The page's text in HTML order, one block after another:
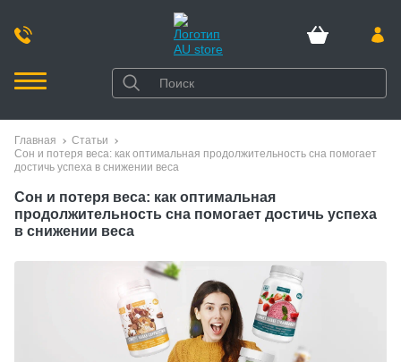
Главная
Статьи
Сон и потеря веса: как оптимальная продолжительность сна помогает
достичь успеха в снижении веса
Сон и потеря веса: как оптимальная
продолжительность сна помогает достичь успеха
в снижении веса